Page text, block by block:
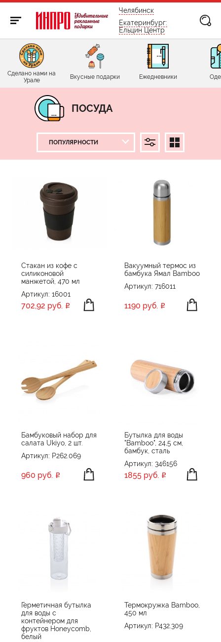
бесплатно по России
Челябинск
Екатеринбург:
Ельцин Центр
Сделано нами на
Урале
Вкусные подарки Ежедневники
ПОСУДА
ПРОИЗВОДИТЕЛЬ
Ukiyo
XD Collection
XD Xclusive
ПРИМЕНИТЬ СБРОСИТЬ
Стакан из кофе с
силиконовой
манжетой, 470 мл
Артикул: 16001
702,92 руб.
Вакуумный термос из
бамбука Ямал Bamboo
Артикул: 716011
1190 руб.
Бамбуковый набор для
салата Ukiyo, 2 шт.
Артикул: P262.069
960 руб.
Бутылка для воды
"Bamboo", 24,5 см,
бамбук, сталь
Артикул: 346156
1855 руб.
Герметичная бутылка
для воды с
контейнером для
фруктов Honeycomb,
белый
Термокружка Bamboo,
450 мл
Артикул: P432.309